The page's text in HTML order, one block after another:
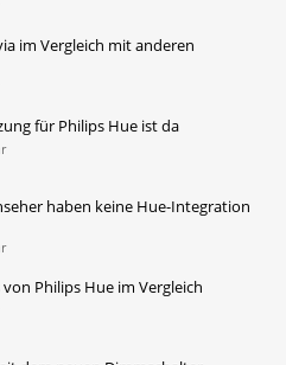
im Vergleich mit anderen
für Philips Hue ist da
haben keine Hue-Integration
Philips Hue im Vergleich